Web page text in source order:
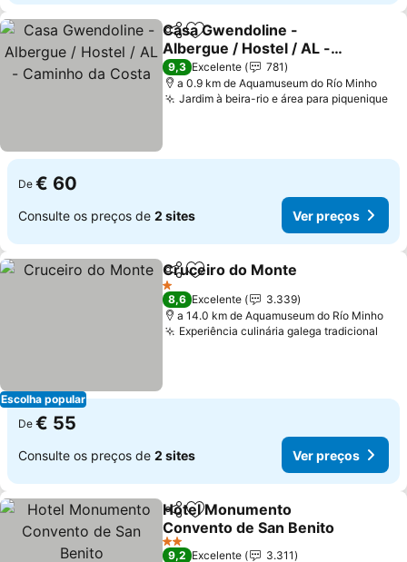
PartilharAdicionar aos favoritos
Casa Gwendoline -
Albergue / Hostel / AL -
Caminho da Costa
9,3 Excelente
781
a 0.9 km de Aquamuseum do Río Minho
Jardim à beira-rio e área para piquenique
De € 60
Consulte os preços de 2 sites Ver preços
Escolha popular
PartilharAdicionar aos favoritos
Cruceiro do Monte
1 Estrelas
8,6 Excelente
3.339
a 14.0 km de Aquamuseum do Río Minho
Experiência culinária galega tradicional
De € 55
Consulte os preços de 2 sites Ver preços
PartilharAdicionar aos favoritos
Hotel Monumento
Convento de San Benito
2 Estrelas
9,2 Excelente 3.311